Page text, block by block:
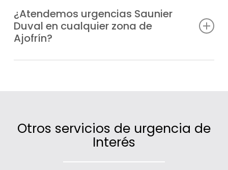
también en fines de semana y festivos,
para que en ningún momento te quedes sin
calefacción o agua caliente.
¿Atendemos urgencias Saunier
Duval en cualquier zona de
Ajofrín?
Otros servicios de urgencia de
Interés